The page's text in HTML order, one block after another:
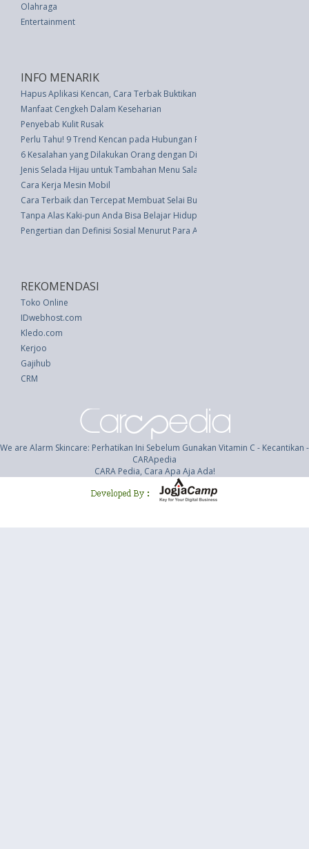
Olahraga
Entertainment
INFO MENARIK
Hapus Aplikasi Kencan, Cara Terbak Buktikan Komitmen dalam
Manfaat Cengkeh Dalam Keseharian
Penyebab Kulit Rusak
Perlu Tahu! 9 Trend Kencan pada Hubungan Romantis Modern
6 Kesalahan yang Dilakukan Orang dengan Diet Protein Tinggi
Jenis Selada Hijau untuk Tambahan Menu Salad Anda
Cara Kerja Mesin Mobil
Cara Terbaik dan Tercepat Membuat Selai Buah di Rumah
Tanpa Alas Kaki-pun Anda Bisa Belajar Hidup Sehat
Pengertian dan Definisi Sosial Menurut Para Ahli
REKOMENDASI
Toko Online
IDwebhost.com
Kledo.com
Kerjoo
Gajihub
CRM
We are Alarm Skincare: Perhatikan Ini Sebelum Gunakan Vitamin C - Kecantikan -
CARApedia
CARA Pedia, Cara Apa Aja Ada!